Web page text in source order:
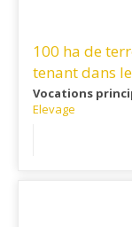
100 ha de
tenant dans
Vocations
Elevage
:
Mirepoix, ainsi